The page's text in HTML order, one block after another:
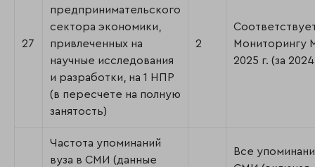
27
предпринимательского
сектора экономики,
привлеченных на
научные исследования
и разработки, на 1 НПР
(в пересчете на полную
занятость)
2
Мониторингу
2025 г. (за 2024
Частота упоминаний
вуза в СМИ (данные
Все